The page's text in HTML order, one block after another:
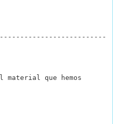
material que hemos